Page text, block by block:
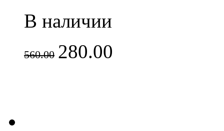
В наличии
560.00 280.00